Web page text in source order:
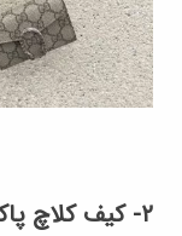
۲- کیف کلاچ پاکتی